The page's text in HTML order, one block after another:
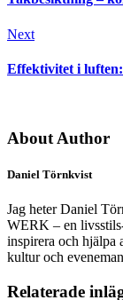
Next
Effektivitet i
About Author
Daniel Törnkvist
Jag heter Daniel
WERK – en
inspirera och hjälpa
kultur och
Relaterade